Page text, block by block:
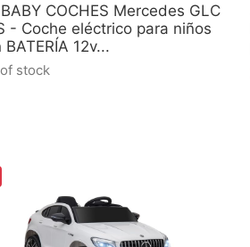
COCHES Mercedes GLC
- Coche eléctrico para niños
BATERÍA 12v...
stock